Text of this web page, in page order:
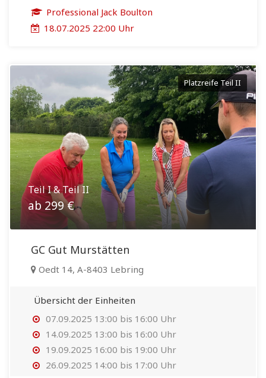
Professional Jack Boulton
18.07.2025 22:00 Uhr
Platzreife Teil II
Teil I & Teil II
ab 299 €
GC Gut Murstätten
Oedt 14, A-8403 Lebring
Übersicht der Einheiten
07.09.2025 13:00 bis 16:00 Uhr
14.09.2025 13:00 bis 16:00 Uhr
19.09.2025 16:00 bis 19:00 Uhr
26.09.2025 14:00 bis 17:00 Uhr